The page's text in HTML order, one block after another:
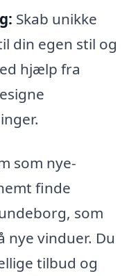
Skab unikke
din egen stil og
hjælp fra
som nye-
finde
som
nye vinduer. Du
tilbud og